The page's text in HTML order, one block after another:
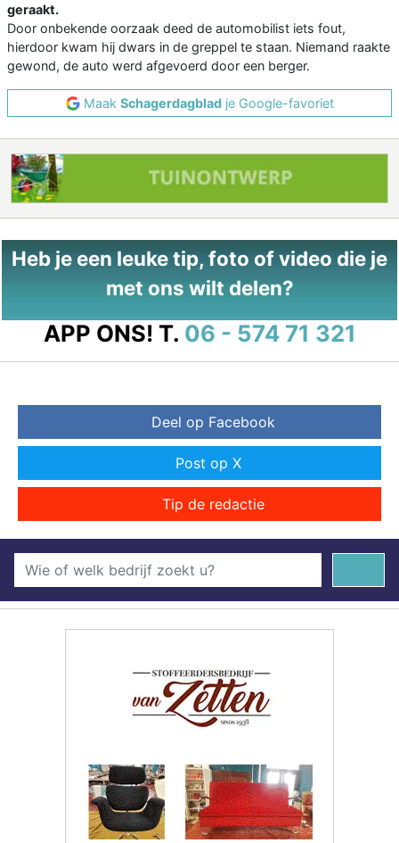
geraakt.
Door onbekende oorzaak deed de automobilist iets fout,
hierdoor kwam hij dwars in de greppel te staan. Niemand raakte
gewond, de auto werd afgevoerd door een berger.
Maak Schagerdagbladje Google-favoriet
Heb je een leuke tip, foto of video die je
met ons wilt delen?
APP ONS! T. 06 - 574 71 321
Deel op Facebook
Post op X
Tip de redactie